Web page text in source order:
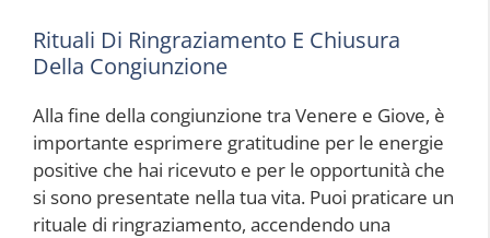
Rituali Di Ringraziamento E Chiusura
Della Congiunzione
Alla fine della congiunzione tra Venere e Giove, è
importante esprimere gratitudine per le energie
positive che hai ricevuto e per le opportunità che
si sono presentate nella tua vita. Puoi praticare un
rituale di ringraziamento, accendendo una